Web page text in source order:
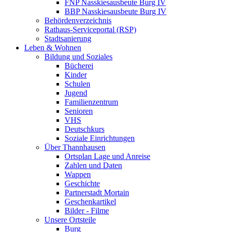
FNP Nasskiesausbeute Burg IV
BBP Nasskiesausbeute Burg IV
Behördenverzeichnis
Rathaus-Serviceportal (RSP)
Stadtsanierung
Leben & Wohnen
Bildung und Soziales
Bücherei
Kinder
Schulen
Jugend
Familienzentrum
Senioren
VHS
Deutschkurs
Soziale Einrichtungen
Über Thannhausen
Ortsplan Lage und Anreise
Zahlen und Daten
Wappen
Geschichte
Partnerstadt Mortain
Geschenkartikel
Bilder - Filme
Unsere Ortsteile
Burg